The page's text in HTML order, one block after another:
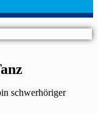
schwerhöriger